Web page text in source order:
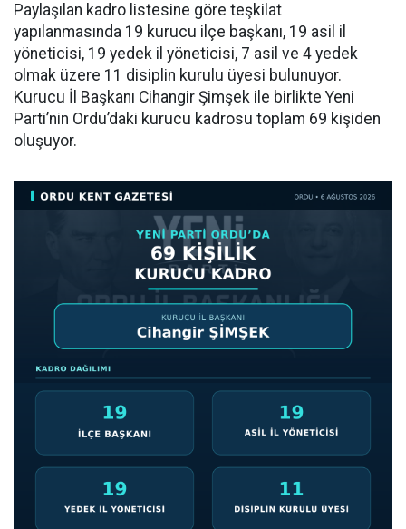
Paylaşılan kadro listesine göre teşkilat
yapılanmasında 19 kurucu ilçe başkanı, 19 asil il
yöneticisi, 19 yedek il yöneticisi, 7 asil ve 4 yedek
olmak üzere 11 disiplin kurulu üyesi bulunuyor.
Kurucu İl Başkanı Cihangir Şimşek ile birlikte Yeni
Parti’nin Ordu’daki kurucu kadrosu toplam 69 kişiden
oluşuyor.